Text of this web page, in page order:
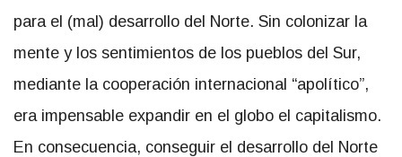
para el (mal) desarrollo del Norte. Sin colonizar la
mente y los sentimientos de los pueblos del Sur,
mediante la cooperación internacional “apolítico”,
era impensable expandir en el globo el capitalismo.
En consecuencia, conseguir el desarrollo del Norte